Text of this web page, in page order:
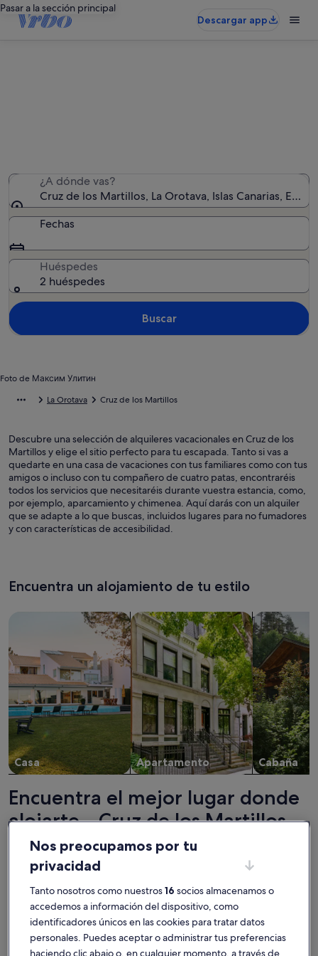
Pasar a la sección principal
Descargar app
Foto de Максим Улитин
¿A dónde vas?
Cruz de los Martillos, La Orotava, Islas Canarias,
Fechas
Huéspedes
2 huéspedes
Buscar
La Orotava Cruz de los Martillos
Descubre una selección de alquileres vacacionales en Cruz de los
Martillos y elige el sitio perfecto para tu escapada. Tanto si vas a
quedarte en una casa de vacaciones con tus familiares como con tus
amigos o incluso con tu compañero de cuatro patas, encontraréis
todos los servicios que necesitaréis durante vuestra estancia, como,
por ejemplo, aparcamiento y chimenea. Aquí darás con un alquiler
que se adapte a lo que buscas, incluidos lugares para no fumadores
y con características de accesibilidad.
Encuentra un alojamiento de tu estilo
Casa Apartamento
Busca apartamentos
Cabaña
Buscar
Encuentra el mejor lugar donde
alojarte - Cruz de los Martillos
Más información sobre Detached, quietly situated villa on
Nos preocupamos por tu
privacidad
Tanto nosotros como nuestros16 socios almacenamos o
accedemos a información del dispositivo, como
identificadores únicos en las cookies para tratar datos
personales. Puedes aceptar o administrar tus preferencias
haciendo clic abajo o, en cualquier momento, a través de